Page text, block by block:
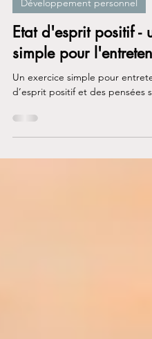
13 déc. 2022
3 min de
Développement personnel
Etat d'esprit positif -
simple pour
d’esprit positif et des pensées